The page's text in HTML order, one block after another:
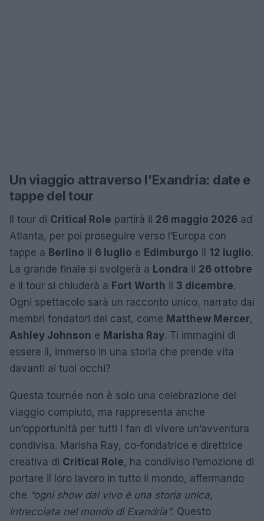
Un viaggio attraverso l’Exandria: date e
tappe del tour
Il tour di Critical Role partirà il 26 maggio 2026 ad
Atlanta, per poi proseguire verso l’Europa con
tappe a Berlino il 6 luglio e Edimburgo il 12 luglio.
La grande finale si svolgerà a Londra il 26 ottobre
e il tour si chiuderà a Fort Worth il 3 dicembre.
Ogni spettacolo sarà un racconto unico, narrato dai
membri fondatori del cast, come Matthew Mercer,
Ashley Johnson e Marisha Ray. Ti immagini di
essere lì, immerso in una storia che prende vita
davanti ai tuoi occhi?
Questa tournée non è solo una celebrazione del
viaggio compiuto, ma rappresenta anche
un’opportunità per tutti i fan di vivere un’avventura
condivisa. Marisha Ray, co-fondatrice e direttrice
creativa di Critical Role, ha condiviso l’emozione di
portare il loro lavoro in tutto il mondo, affermando
che “ogni show dal vivo è una storia unica,
intrecciata nel mondo di Exandria”. Questo